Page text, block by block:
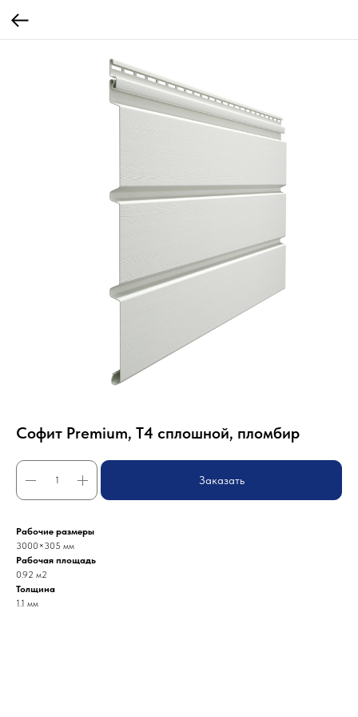
Софит Premium, T4 сплошной, пломбир
Заказать
Рабочие размеры
3000×305 мм
Рабочая площадь
0.92 м2
Толщина
1.1 мм